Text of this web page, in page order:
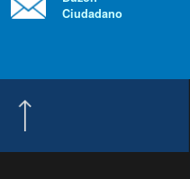
Ciudadano